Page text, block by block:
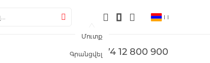
+374 12 800 900
Մուտք
Գրանցվել
Փնտրել